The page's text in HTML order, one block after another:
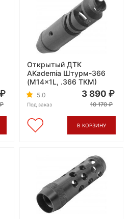
Открытый ДТК
AKademia Штурм-366
(M14x1L, .366 ТКМ)
5.0
Под заказ
3 890
10 170
В КОРЗИНУ